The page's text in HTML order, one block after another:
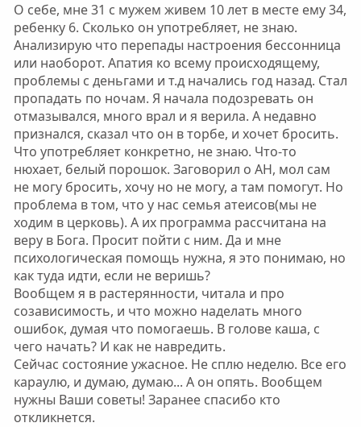
ы
л
а
О себе, мне 31 с мужем живем 10 лет в месте ему 34,
ребенку 6. Сколько он употребляет, не знаю.
Анализирую что перепады настроения бессонница
или наоборот. Апатия ко всему происходящему,
проблемы с деньгами и т.д начались год назад. Стал
пропадать по ночам. Я начала подозревать он
отмазывался, много врал и я верила. А недавно
признался, сказал что он в торбе, и хочет бросить.
Что употребляет конкретно, не знаю. Что-то
нюхает, белый порошок. Заговорил о АН, мол сам
не могу бросить, хочу но не могу, а там помогут. Но
проблема в том, что у нас семья атеисов(мы не
ходим в церковь). А их программа рассчитана на
веру в Бога. Просит пойти с ним. Да и мне
психологическая помощь нужна, я это понимаю, но
как туда идти, если не веришь?
Вообщем я в растерянности, читала и про
созависимость, и что можно наделать много
ошибок, думая что помогаешь. В голове каша, с
чего начать? И как не навредить.
Сейчас состояние ужасное. Не сплю неделю. Все его
караулю, и думаю, думаю... А он опять. Вообщем
нужны Ваши советы! Заранее спасибо кто
откликнется.